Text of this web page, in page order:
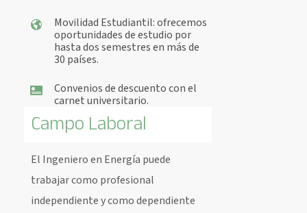
Movilidad Estudiantil: ofrecemos
oportunidades de estudio por
hasta dos semestres en más de
30 países.
Convenios de descuento con el
carnet universitario.
Campo Laboral
El Ingeniero en Energía puede
trabajar como profesional
independiente y como dependiente